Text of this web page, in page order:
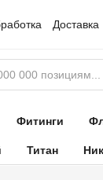
Доставка
Фитинги
Титан